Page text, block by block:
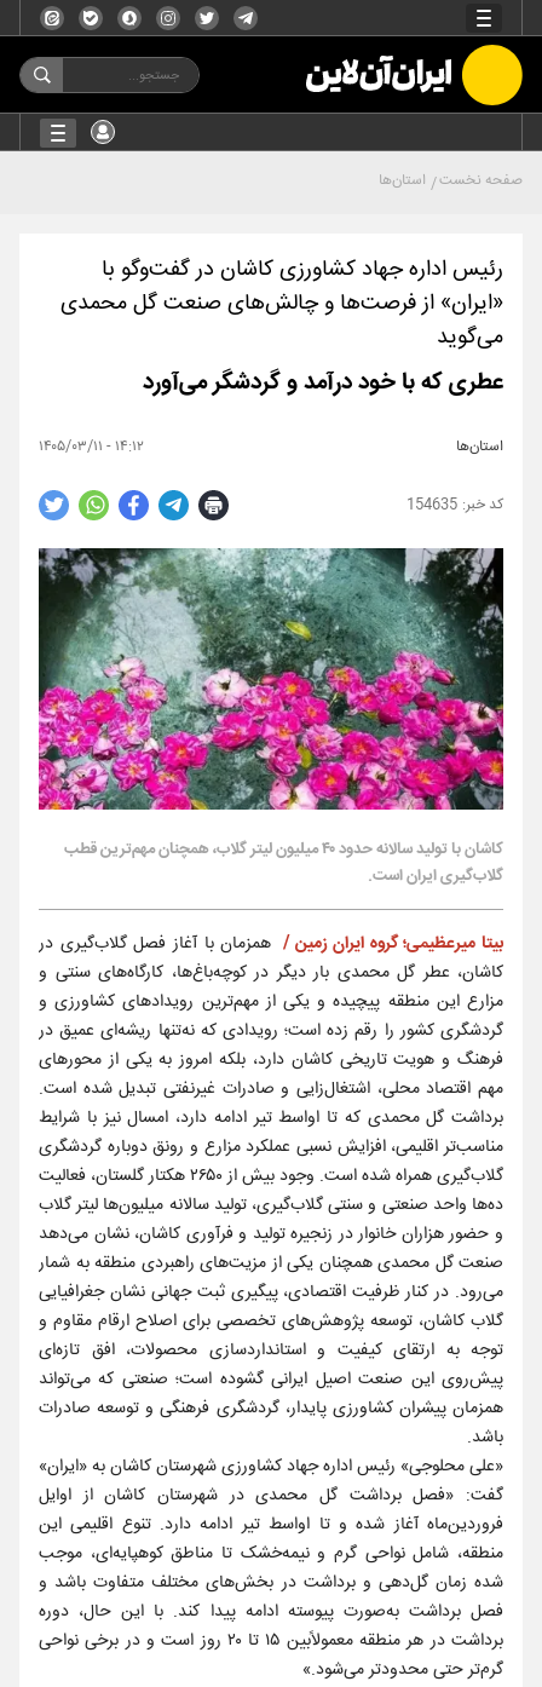
صفحه نخست استان‌ها
رئیس اداره جهاد کشاورزی کاشان در گفت‌و‌گو با
«ایران» از فرصت‌ها و چالش‌های صنعت گل محمدی
می‌گوید
عطری که با خود درآمد و گردشگر می‌آورد
استان‌ها ۱۴:۱۲ - ۱۴۰۵/۰۳/۱۱
154635
کاشان با تولید سالانه حدود ۴۰ میلیون لیتر گلاب، همچنان مهم‌ترین قطب
گلاب‌گیری ایران است.
بیتا میرعظیمی؛ گروه ایران زمین / همزمان با آغاز فصل گلاب‌گیری در
کاشان، عطر گل محمدی بار دیگر در کوچه‌باغ‌ها، کارگاه‌های سنتی و
مزارع این منطقه پیچیده و یکی از مهم‌ترین رویدادهای کشاورزی و
گردشگری کشور را رقم زده است؛ رویدادی که نه‌تنها ریشه‌ای عمیق در
فرهنگ و هویت تاریخی کاشان دارد، بلکه امروز به یکی از محورهای
مهم اقتصاد محلی، اشتغال‌زایی و صادرات غیرنفتی تبدیل شده است.
برداشت گل محمدی که تا اواسط تیر ادامه دارد، امسال نیز با شرایط
مناسب‌تر اقلیمی، افزایش نسبی عملکرد مزارع و رونق دوباره گردشگری
گلاب‌گیری همراه شده است. وجود بیش از ۲۶۵۰ هکتار گلستان، فعالیت
ده‌ها واحد صنعتی و سنتی گلاب‌گیری، تولید سالانه میلیون‌ها لیتر گلاب
و حضور هزاران خانوار در زنجیره تولید و فرآوری کاشان، نشان می‌دهد
صنعت گل محمدی همچنان یکی از مزیت‌های راهبردی منطقه به شمار
می‌رود. در کنار ظرفیت اقتصادی، پیگیری ثبت جهانی نشان جغرافیایی
گلاب کاشان، توسعه پژوهش‌های تخصصی برای اصلاح ارقام مقاوم و
توجه به ارتقای کیفیت و استانداردسازی محصولات، افق تازه‌ای
پیش‌روی این صنعت اصیل ایرانی گشوده است؛ صنعتی که می‌تواند
همزمان پیشران کشاورزی پایدار، گردشگری فرهنگی و توسعه صادرات
باشد.
«علی محلوجی» رئیس اداره جهاد کشاورزی شهرستان کاشان به «ایران»
گفت: «فصل برداشت گل محمدی در شهرستان کاشان از اوایل
فروردین‌ماه آغاز شده و تا اواسط تیر ادامه دارد. تنوع اقلیمی این
منطقه، شامل نواحی گرم و نیمه‌خشک تا مناطق کوهپایه‌ای، موجب
شده زمان گل‌دهی و برداشت در بخش‌های مختلف متفاوت باشد و
فصل برداشت به‌صورت پیوسته ادامه پیدا کند. با این حال، دوره
برداشت در هر منطقه معمولاًبین ۱۵ تا ۲۰ روز است و در برخی نواحی
گرم‌تر حتی محدودتر می‌شود.»